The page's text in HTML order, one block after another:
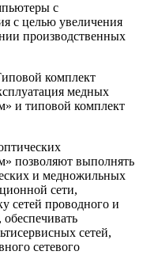
с
с целью увеличения
производственных
комплект
медных
и типовой комплект
позволяют выполнять
и медножильных
сети,
сетей проводного и
обеспечивать
сетей,
сетевого